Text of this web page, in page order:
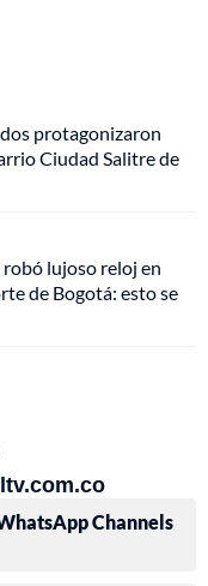
protagonizaron
Ciudad Salitre de
lujoso reloj en
de Bogotá: esto se
Channels